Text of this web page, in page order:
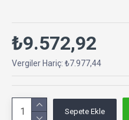
₺9.572,92
Vergiler Hariç: ₺7.977,44
Sepete Ekle